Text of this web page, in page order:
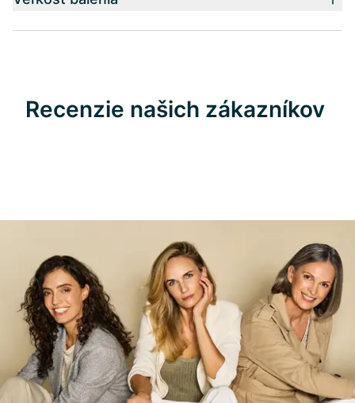
Recenzie našich zákazníkov